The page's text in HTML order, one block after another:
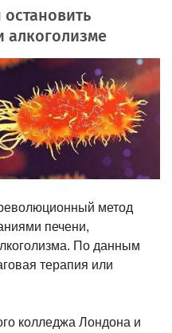
алкоголизме
метод
печени,
По данным
терапия или
колледжа Лондона и